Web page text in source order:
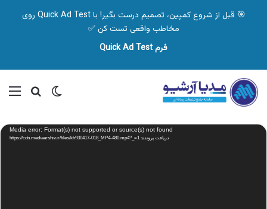
🎯 قبل از شروع کمپین، تصمیم درست بگیر! با Quick Ad Test روی
مخاطب واقعی تست کن ✅
فرم Quick Ad Test
تغییر پوسته
نمایشگر
ویدیو Media error: Format(s) not supported or source(s) not found
دریافت پرونده: https://cdn.mediaarshiv.ir/files/kh930417-018_MP4-480.mp4?_=1